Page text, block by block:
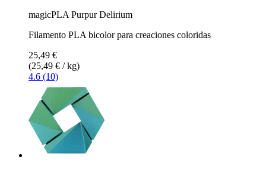
magicPLA Purpur Delirium
Filamento PLA bicolor para creaciones coloridas
25,49 €
(25,49 € / kg)
4.6 (10)